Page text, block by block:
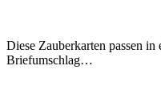
Diese Zauberkarten passen
Briefumschlag…